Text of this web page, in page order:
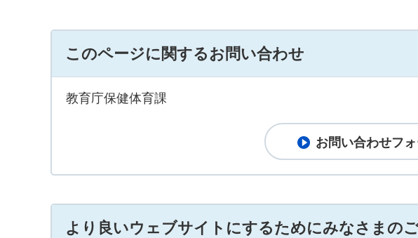
このページに関するお問い合わせ
教育庁保健体育課
より良いウェブサイトにするためにみなさまの